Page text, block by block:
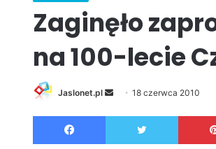
Zaginęło
na 100-lecie
Jaslonet.pl
d
18 czerwca 2010
Facebook Twitter